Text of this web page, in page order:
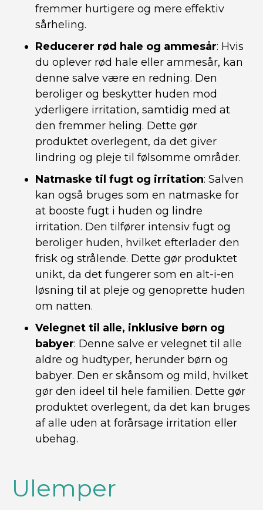
fremmer hurtigere og mere effektiv
sårheling.
Reducerer rød hale og ammesår: Hvis
du oplever rød hale eller ammesår, kan
denne salve være en redning. Den
beroliger og beskytter huden mod
yderligere irritation, samtidig med at
den fremmer heling. Dette gør
produktet overlegent, da det giver
lindring og pleje til følsomme områder.
Natmaske til fugt og irritation: Salven
kan også bruges som en natmaske for
at booste fugt i huden og lindre
irritation. Den tilfører intensiv fugt og
beroliger huden, hvilket efterlader den
frisk og strålende. Dette gør produktet
unikt, da det fungerer som en alt-i-en
løsning til at pleje og genoprette huden
om natten.
Velegnet til alle, inklusive børn og
babyer: Denne salve er velegnet til alle
aldre og hudtyper, herunder børn og
babyer. Den er skånsom og mild, hvilket
gør den ideel til hele familien. Dette gør
produktet overlegent, da det kan bruges
af alle uden at forårsage irritation eller
ubehag.
Ulemper